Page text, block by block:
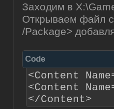
Заходим в
Открываем файл
/Package>
Code
<Content
<Content
</Content>